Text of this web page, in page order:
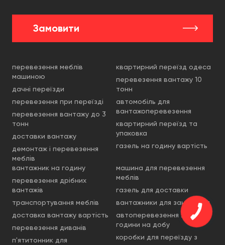
Замовити
перевезення меблів
машиною
дачні переїзди
перевезення при переїзді
перевезення вантажу до 3
тонн
доставки вантажу
демонтаж і перевезення
меблів
квартирний переїзд одеса
перевезення вантажу 10
тонн
автомобіль для
вантажоперевезення
квартирний переїзд та
упаковка
газель на годину вартість
вантажник на годину
перевезення дрібних
вантажів
транспортування меблів
доставка вантажу вартість
перевезення диванів
п'ятитонник для
машина для перевезення
меблів
газель для доставки
вантажники для занесення
автоперевезення 24
години на добу
коробки для переїзду з